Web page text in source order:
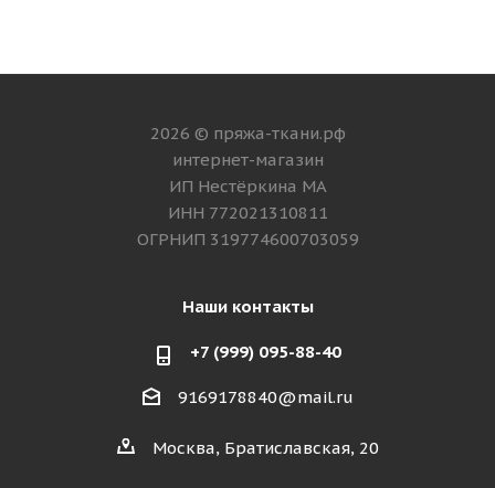
2026 © пряжа-ткани.рф
интернет-магазин
ИП Нестёркина МА
ИНН 772021310811
ОГРНИП 319774600703059
Наши контакты
+7 (999) 095-88-40
9169178840@mail.ru
Москва, Братиславская, 20